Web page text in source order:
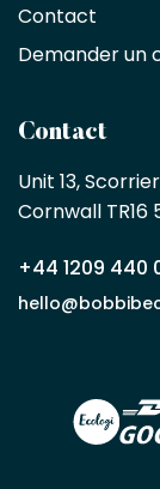
%
sur
sans
minimum
en
partenaire
commercial
Demander
un compte
Contact
Demander un
Contact
Unit 13,
Cornwall TR16
+44 1209 440